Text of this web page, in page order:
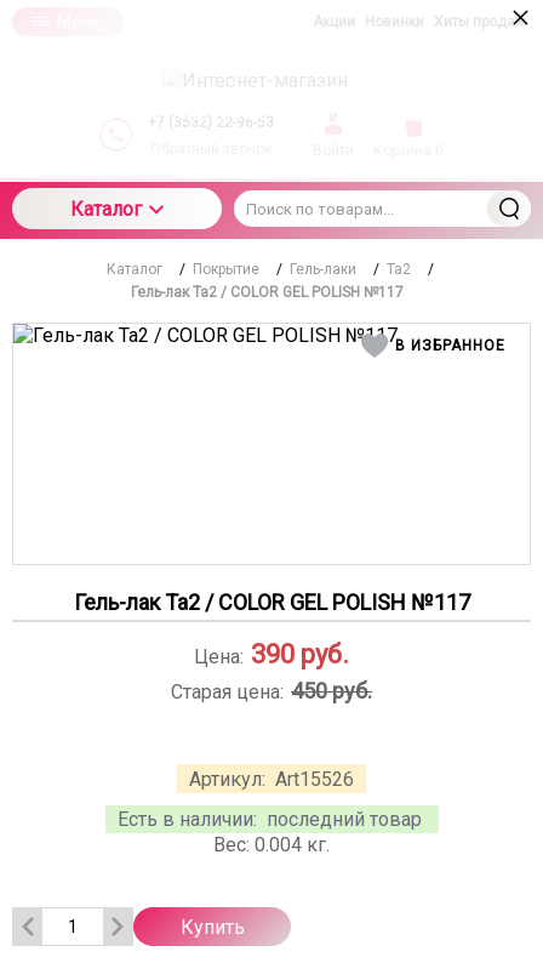
Акции Новинки Хиты продаж
+7 (3532) 22-96-53
Каталог
Каталог / Покрытие / Гель-лаки / Ta2
/
Гель-лак Ta2 / COLOR GEL POLISH №117
В ИЗБРАННОЕ
Гель-лак Ta2 / COLOR GEL POLISH №117
Артикул: Art15526
Есть в наличии: последний товар
Вес: 0.004 кг.
Цена: 390 руб.
Старая цена: 450 руб.
Купить
подтверждаете свое согласие на использование
компанией cookie-файлов в соответствии с
настоящим соглашением в отношении данного
×